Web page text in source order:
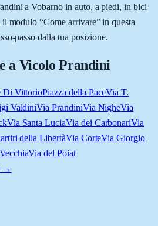
a Vobarno in auto, a piedi, in bici
modulo “Come arrivare” in questa
passo dalla tua posizione.
a Vicolo Prandini
Di VittorioPiazza della PaceVia T.
ValdiniVia PrandiniVia NigheVia
Via Santa LuciaVia dei CarbonariVia
della LibertàVia CorteVia Giorgio
Via del Poiat
→